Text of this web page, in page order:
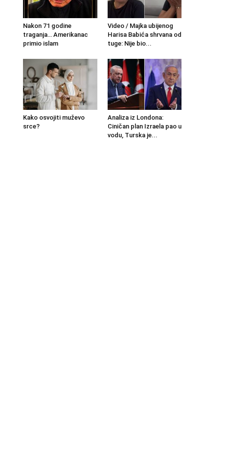
Nakon 71 godine
traganja… Amerikanac
primio islam
Video / Majka ubijenog
Harisa Babića shrvana od
tuge: Nije bio...
Kako osvojiti muževo
srce?
Analiza iz Londona:
Ciničan plan Izraela pao u
vodu, Turska je...